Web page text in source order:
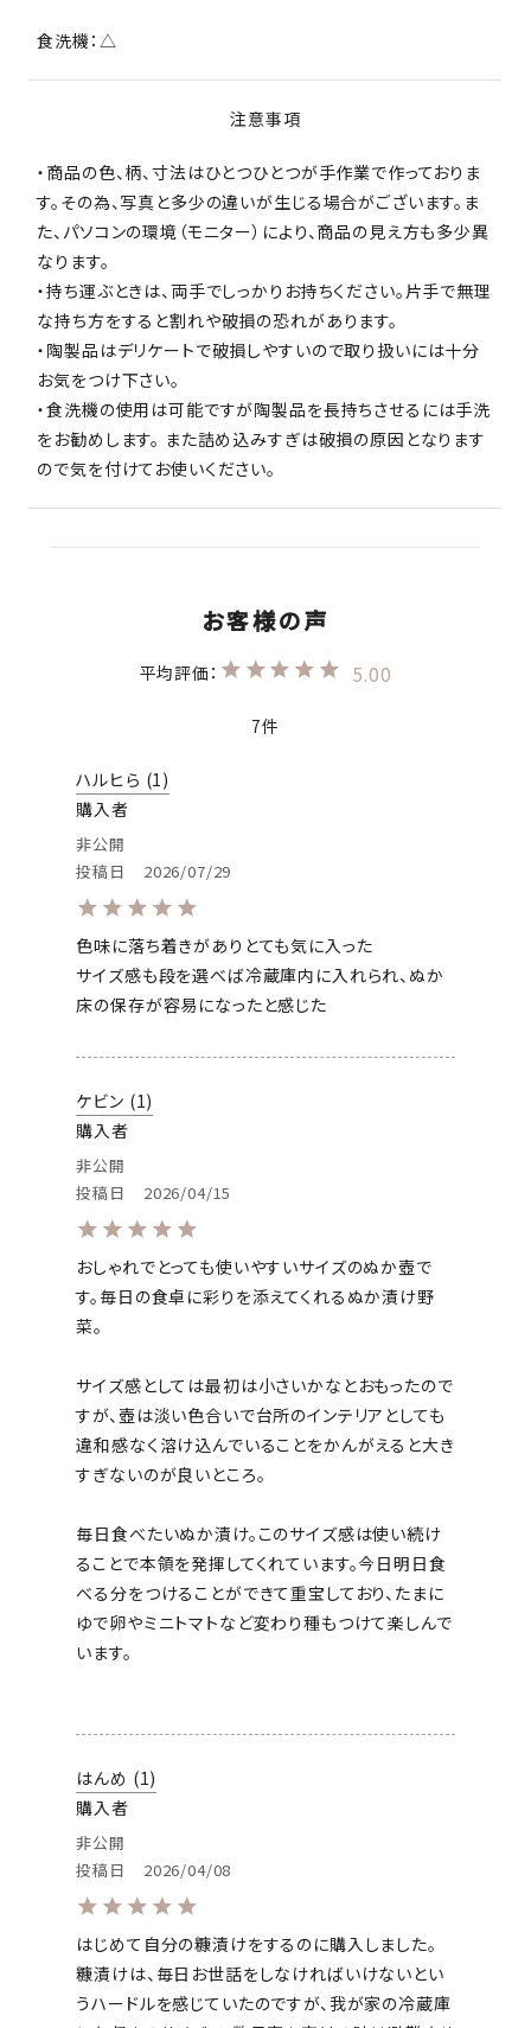
食洗機：△
注意事項
・商品の色、柄、寸法はひとつひとつが手作業で作っておりま
す。その為、写真と多少の違いが生じる場合がございます。ま
た、パソコンの環境（モニター）により、商品の見え方も多少異
なります。
・持ち運ぶときは、両手でしっかりお持ちください。片手で無理
な持ち方をすると割れや破損の恐れがあります。
・陶製品はデリケートで破損しやすいので取り扱いには十分
お気をつけ下さい。
・食洗機の使用は可能ですが陶製品を長持ちさせるには手洗
をお勧めします。 また詰め込みすぎは破損の原因となります
ので気を付けてお使いください。
5.00
7
ハルヒら 1
購入者
非公開
投稿日
2026/07/29
色味に落ち着きがありとても気に入った
サイズ感も段を選べば冷蔵庫内に入れられ、ぬか
床の保存が容易になったと感じた
ケビン 1
購入者
非公開
投稿日
2026/04/15
おしゃれでとっても使いやすいサイズのぬか壺で
す。毎日の食卓に彩りを添えてくれるぬか漬け野
菜。
サイズ感としては最初は小さいかなとおもったので
すが、壺は淡い色合いで台所のインテリアとしても
違和感なく溶け込んでいることをかんがえると大き
すぎないのが良いところ。
毎日食べたいぬか漬け。このサイズ感は使い続け
ることで本領を発揮してくれています。今日明日食
べる分をつけることができて重宝しており、たまに
ゆで卵やミニトマトなど変わり種もつけて楽しんで
います。
はんめ
1
購入者
非公開
投稿日
2026/04/08
はじめて自分の糠漬けをするのに購入しました。
糠漬けは、毎日お世話をしなければいけないとい
うハードルを感じていたのですが、我が家の冷蔵庫